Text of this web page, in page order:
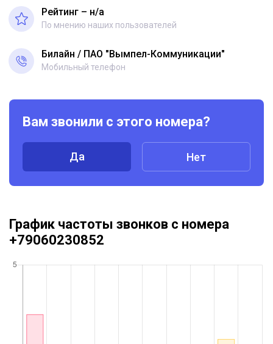
Рейтинг – н/a
По мнению наших пользователей
Билайн ПАО "Вымпел-Коммуникации"
Мобильный телефон
Вам звонили с этого номера?
Да Нет
График частоты звонков с номера
+79060230852